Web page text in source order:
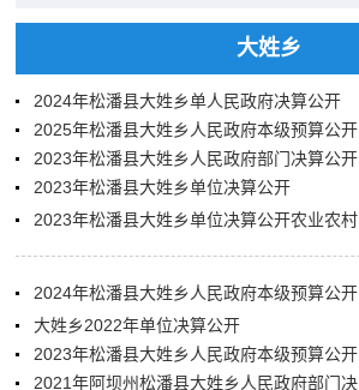
大姓乡
2024年松潘县大姓乡单人民政府决算公开
2025年松潘县大姓乡人民政府本级预算公开
2023年松潘县大姓乡单位决算公开
2024年松潘县大姓乡人民政府本级预算公开
大姓乡2022年单位决算公开
2023年松潘县大姓乡人民政府本级预算公开